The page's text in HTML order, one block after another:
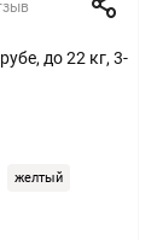
до 22 кг, 3-
желтый